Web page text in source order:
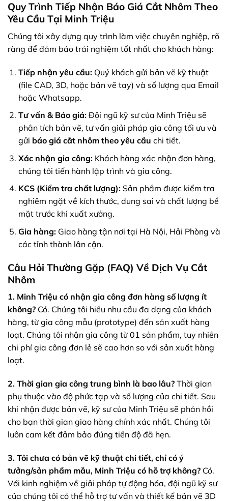
Quy Trình Tiếp Nhận Báo Giá Cắt Nhôm Theo
Yêu Cầu Tại Minh Triệu
Chúng tôi xây dựng quy trình làm việc chuyên nghiệp, rõ
ràng để đảm bảo trải nghiệm tốt nhất cho khách hàng:
Tiếp nhận yêu cầu:Quý khách gửi bản vẽ kỹ thuật
(file CAD, 3D, hoặc bản vẽ tay) và số lượng qua Email
hoặc Whatsapp.
Tư vấn & Báo giá:Đội ngũ kỹ sư của Minh Triệu sẽ
phân tích bản vẽ, tư vấn giải pháp gia công tối ưu và
gửi báo giá cắt nhôm theo yêu cầu chi tiết.
Xác nhận gia công:Khách hàng xác nhận đơn hàng,
chúng tôi tiến hành lập trình và gia công.
KCS (Kiểm tra chất lượng):Sản phẩm được kiểm tra
nghiêm ngặt về kích thước, dung sai và chất lượng bề
mặt trước khi xuất xưởng.
Gia hàng:Giao hàng tận nơi tại Hà Nội, Hải Phòng và
các tỉnh thành lân cận.
Câu Hỏi Thường Gặp (FAQ) Về Dịch Vụ Cắt
Nhôm
1. Minh Triệu có nhận gia công đơn hàng số lượng ít
không? Có. Chúng tôi hiểu nhu cầu đa dạng của khách
hàng, từ gia công mẫu (prototype) đến sản xuất hàng
loạt. Chúng tôi nhận gia công từ 01 sản phẩm, tuy nhiên
chi phí gia công đơn lẻ sẽ cao hơn so với sản xuất hàng
loạt.
2. Thời gian gia công trung bình là bao lâu? Thời gian
phụ thuộc vào độ phức tạp và số lượng của chi tiết. Sau
khi nhận được bản vẽ, kỹ sư của Minh Triệu sẽ phản hồi
cho bạn thời gian giao hàng chính xác nhất. Chúng tôi
luôn cam kết đảm bảo đúng tiến độ đã hẹn.
3. Tôi chưa có bản vẽ kỹ thuật chi tiết, chỉ có ý
tưởng/sản phẩm mẫu, Minh Triệu có hỗ trợ không? Có.
Với kinh nghiệm về giải pháp tự động hóa, đội ngũ kỹ sư
của chúng tôi có thể hỗ trợ tư vấn và thiết kế bản vẽ 3D